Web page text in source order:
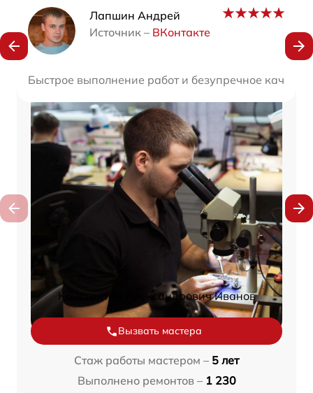
Лапшин Андрей
Источник – ВКонтакте
Быстрое выполнение работ и безупречное
Наши мастера
Константин Александрович Иванов
Вызвать мастера
Стаж работы мастером – 5 лет
Выполнено ремонтов – 1 230